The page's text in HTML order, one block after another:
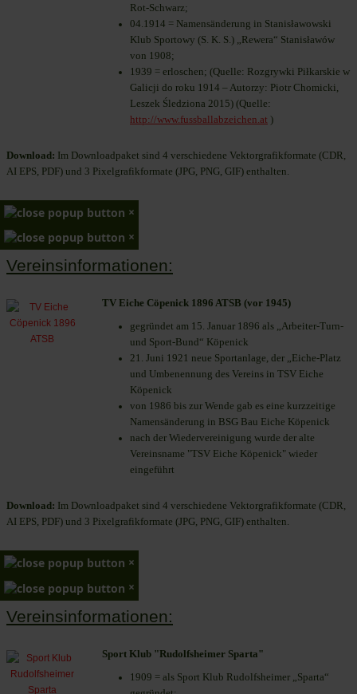
Rot-Schwarz;
04.1914 = Namensänderung in Stanisławowski
Klub Sportowy (S. K. S.) „Rewera“ Stanisławów
von 1908;
1939 = erloschen; (Quelle: Rozgrywki Piłkarskie w
Galicji do roku 1914 – Autorzy: Piotr Chomicki,
Leszek Śledziona 2015) (Quelle:
http://www.fussballabzeichen.at )
Download: Im Downloadpaket sind 4 verschiedene Vektorgrafikformate (CDR,
AI EPS, PDF) und 3 Pixelgrafikformate (JPG, PNG, GIF) enthalten.
×
×
Vereinsinformationen:
TV Eiche Cöpenick 1896 ATSB (vor 1945)
gegründet am 15. Januar 1896 als „Arbeiter-Turn-
und Sport-Bund“ Köpenick
21. Juni 1921 neue Sportanlage, der „Eiche-Platz
und Umbenennung des Vereins in TSV Eiche
Köpenick
von 1986 bis zur Wende gab es eine kurzzeitige
Namensänderung in BSG Bau Eiche Köpenick
nach der Wiedervereinigung wurde der alte
Vereinsname "TSV Eiche Köpenick" wieder
eingeführt
Download: Im Downloadpaket sind 4 verschiedene Vektorgrafikformate (CDR,
AI EPS, PDF) und 3 Pixelgrafikformate (JPG, PNG, GIF) enthalten.
×
×
Vereinsinformationen:
Sport Klub "Rudolfsheimer Sparta"
1909 = als Sport Klub Rudolfsheimer „Sparta“